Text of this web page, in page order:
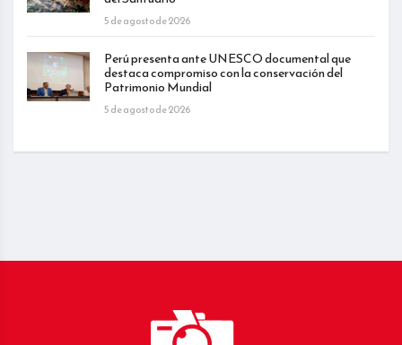
5 de agosto de 2026
Perú presenta ante UNESCO documental que
destaca compromiso con la conservación del
Patrimonio Mundial
5 de agosto de 2026